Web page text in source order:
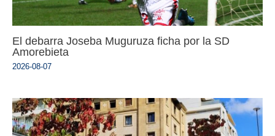
El debarra Joseba Muguruza ficha por la SD
Amorebieta
2026-08-07